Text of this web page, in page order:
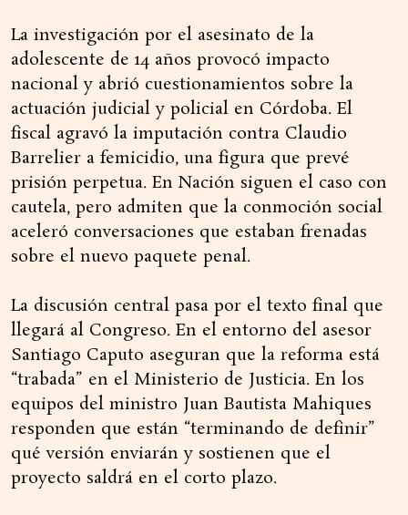
La investigación por el asesinato de la
adolescente de 14 años provocó impacto
nacional y abrió cuestionamientos sobre la
actuación judicial y policial en Córdoba. El
fiscal agravó la imputación contra Claudio
Barrelier a femicidio, una figura que prevé
prisión perpetua. En Nación siguen el caso con
cautela, pero admiten que la conmoción social
aceleró conversaciones que estaban frenadas
sobre el nuevo paquete penal.
La discusión central pasa por el texto final que
llegará al Congreso. En el entorno del asesor
Santiago Caputo aseguran que la reforma está
“trabada” en el Ministerio de Justicia. En los
equipos del ministro Juan Bautista Mahiques
responden que están “terminando de definir”
qué versión enviarán y sostienen que el
proyecto saldrá en el corto plazo.